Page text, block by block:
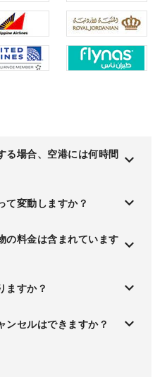
る場合、空港には何時間
て変動しますか？
の料金は含まれています
ますか？
ンセルはできますか？